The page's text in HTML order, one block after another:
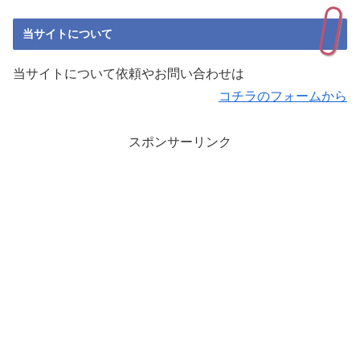
当サイトについて
当サイトについて依頼やお問い合わせは
コチラのフォームから
スポンサーリンク